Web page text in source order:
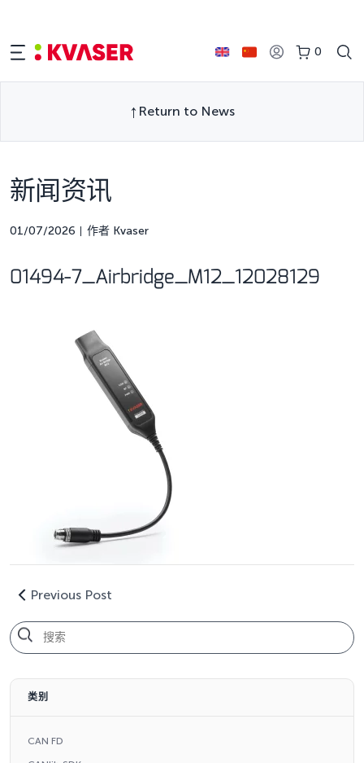
0
Return to News
新闻资讯
01/07/2026 作者 Kvaser
01494-7_Airbridge_M12_12028129
Previous Post
类别
CAN FD